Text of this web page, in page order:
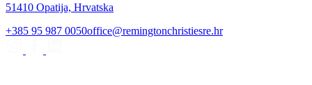
51410 Opatija, Hrvatska
+385 95 987 0050office@remingtonchristiesre.hr